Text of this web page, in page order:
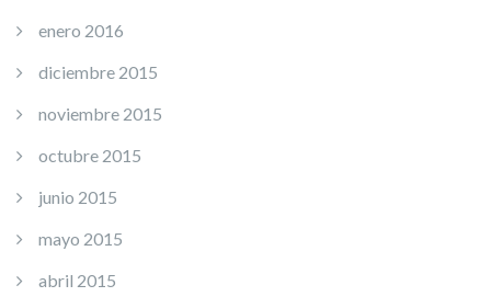
enero 2016
diciembre 2015
noviembre 2015
octubre 2015
junio 2015
mayo 2015
abril 2015